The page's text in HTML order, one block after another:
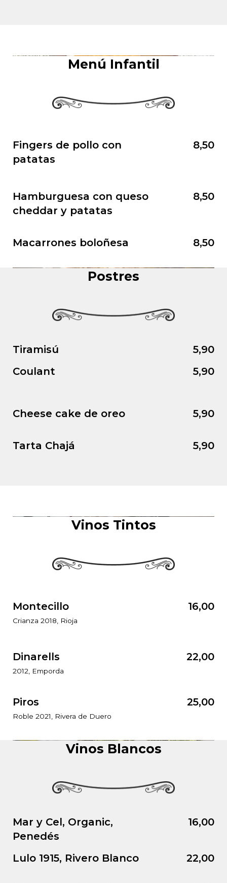
Menú Infantil
Fingers de pollo con
patatas
8,50
Hamburguesa con queso
cheddar y patatas
8,50
Macarrones boloñesa 8,50
Postres
Tiramisú
5,90
Coulant
5,90
Cheese cake de oreo 5,90
Tarta Chajá 5,90
Vinos Tintos
Montecillo
Crianza 2018, Rioja
16,00
Dinarells
2012, Emporda
22,00
Piros
Roble 2021, Rivera de Duero
25,00
Vinos Blancos
Mar y Cel, Organic,
Penedés
16,00
Lulo 1915, Rivero Blanco 22,00